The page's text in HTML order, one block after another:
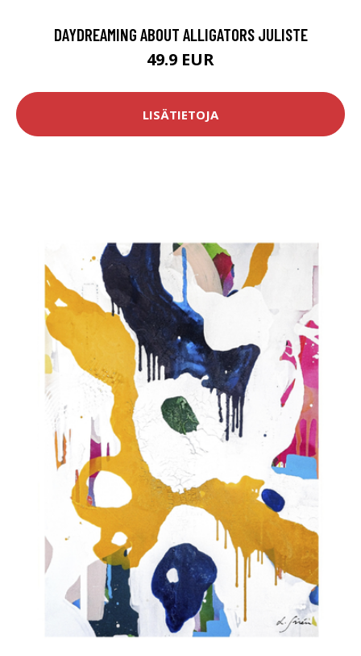
DAYDREAMING ABOUT ALLIGATORS JULISTE
49.9 EUR
LISÄTIETOJA